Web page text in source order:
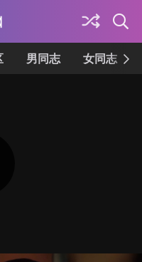
男同志 女同志